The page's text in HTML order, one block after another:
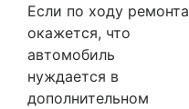
Если по ходу ремонта
окажется, что
автомобиль
нуждается в
дополнительном